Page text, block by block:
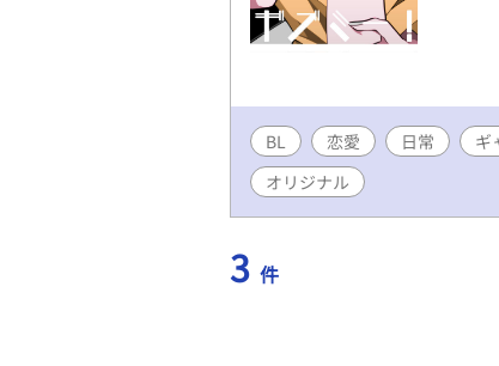
BL 恋愛 日常 ギ
オリジナル
3 件